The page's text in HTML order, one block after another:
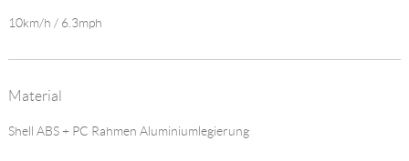
10km/h / 6.3mph
Material
Shell ABS + PC Rahmen Aluminiumlegierung